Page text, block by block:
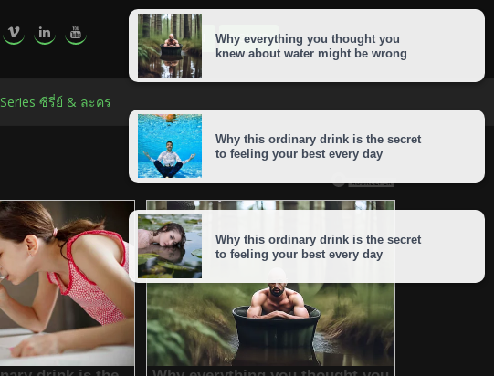
LOGIN SIGNUP
Series ซีรี่ย์ & ละคร